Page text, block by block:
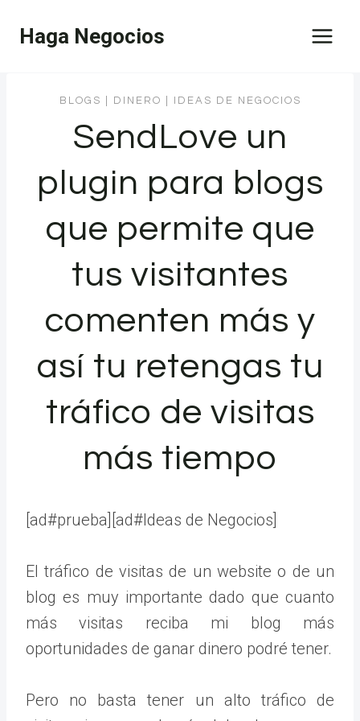
Haga Negocios
BLOGS DINERO IDEAS DE NEGOCIOS
SendLove un
plugin para blogs
que permite que
tus visitantes
comenten más y
así tu retengas tu
tráfico de visitas
más tiempo
[ad#prueba][ad#Ideas de Negocios]
El tráfico de visitas de un website o de un
blog es muy importante dado que cuanto
más visitas reciba mi blog más
oportunidades de ganar dinero podré tener.
Pero no basta tener un alto tráfico de